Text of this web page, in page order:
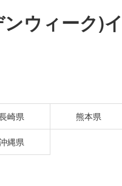
ウィーク)イ
崎県 熊本県
縄県